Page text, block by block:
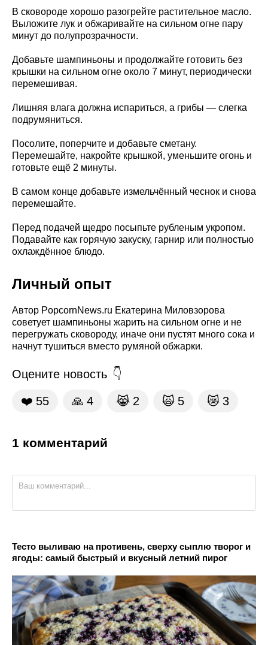
В сковороде хорошо разогрейте растительное масло.
Выложите лук и обжаривайте на сильном огне пару
минут до полупрозрачности.
Добавьте шампиньоны и продолжайте готовить без
крышки на сильном огне около 7 минут, периодически
перемешивая.
Лишняя влага должна испариться, а грибы — слегка
подрумяниться.
Посолите, поперчите и добавьте сметану.
Перемешайте, накройте крышкой, уменьшите огонь и
готовьте ещё 2 минуты.
В самом конце добавьте измельчённый чеснок и снова
перемешайте.
Перед подачей щедро посыпьте рубленым укропом.
Подавайте как горячую закуску, гарнир или полностью
охлаждённое блюдо.
Личный опыт
Автор PopcornNews.ru Екатерина Миловзорова
советует шампиньоны жарить на сильном огне и не
перегружать сковороду, иначе они пустят много сока и
начнут тушиться вместо румяной обжарки.
Оцените новость
❤️ 55 🙏 4 😹 2 🙀 5 😿 3
1 комментарий
Тесто выливаю на противень, сверху сыплю творог и
ягоды: самый быстрый и вкусный летний пирог